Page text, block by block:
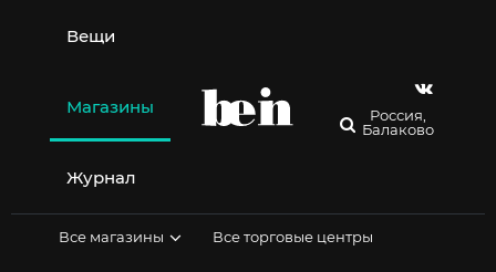
содержимому
Вещи
Магазины
Журнал
Россия,
Балаково
Все магазины Все торговые центры